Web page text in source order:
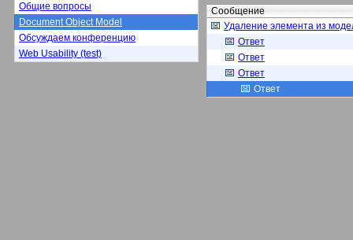
Общие вопросы
Document Object Model
Обсуждаем конференцию
Web Usability (test)
Сообщение
Удаление элемента из
Ответ
Ответ
Ответ
Ответ